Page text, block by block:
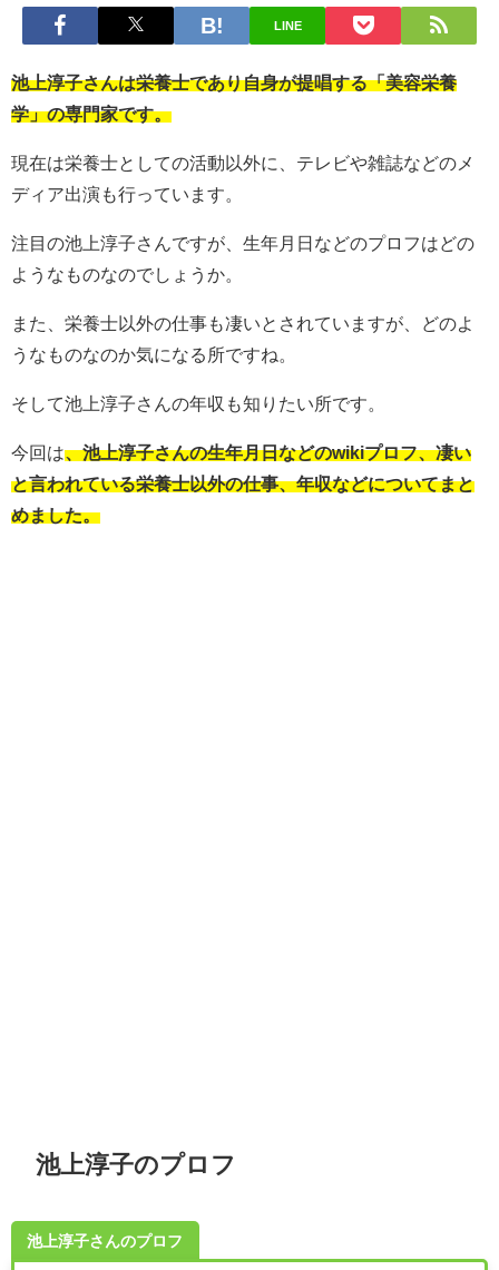
LINE
池上淳子さんは栄養士であり自身が提唱する「美容栄養
学」の専門家です。
現在は栄養士としての活動以外に、テレビや雑誌などのメ
ディア出演も行っています。
注目の池上淳子さんですが、生年月日などのプロフはどの
ようなものなのでしょうか。
また、栄養士以外の仕事も凄いとされていますが、どのよ
うなものなのか気になる所ですね。
そして池上淳子さんの年収も知りたい所です。
今回は、池上淳子さんの生年月日などのwikiプロフ、凄い
と言われている栄養士以外の仕事、年収などについてまと
めました。
池上淳子のプロフ
池上淳子さんのプロフ